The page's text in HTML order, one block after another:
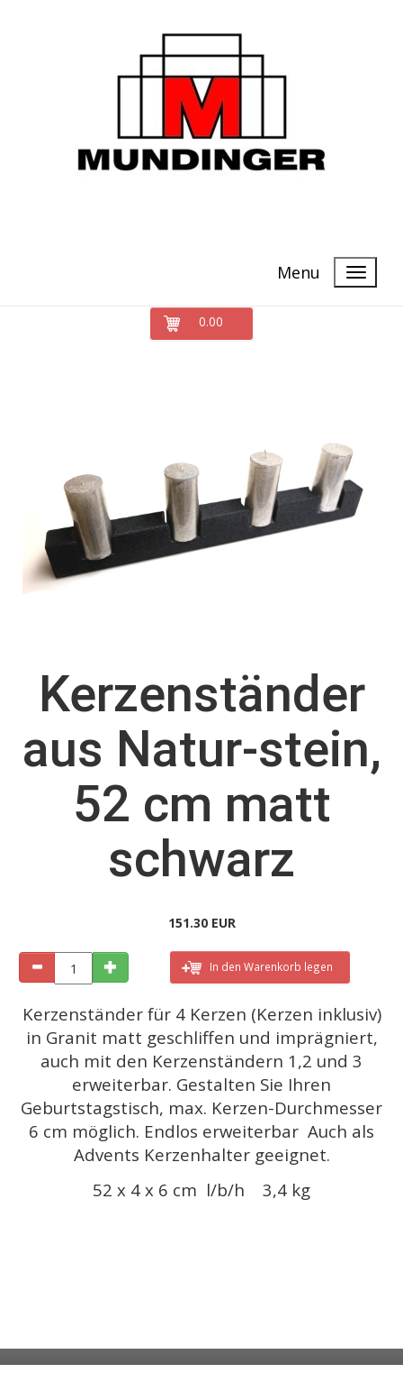
Menu
0.00
Kerzenständer
aus Natur-stein,
52 cm matt
schwarz
151.30 EUR
In den Warenkorb legen
Kerzenständer für 4 Kerzen (Kerzen inklusiv)
in Granit matt geschliffen und imprägniert,
auch mit den Kerzenständern 1,2 und 3
erweiterbar. Gestalten Sie Ihren
Geburtstagstisch, max. Kerzen-Durchmesser
6 cm möglich. Endlos erweiterbar Auch als
Advents Kerzenhalter geeignet.
52 x 4 x 6 cm l/b/h 3,4 kg